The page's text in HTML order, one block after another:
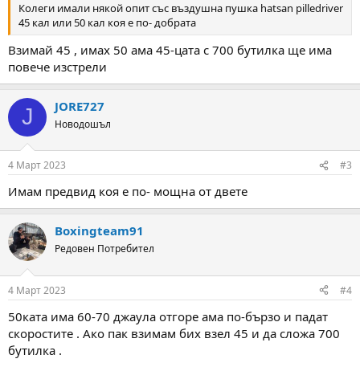
Колеги имали някой опит със въздушна пушка hatsan pilledriver
45 кал или 50 кал коя е по- добрата
Взимай 45 , имах 50 ама 45-цата с 700 бутилка ще има
повече изстрели
J JORE727
Новодошъл
4 Март 2023 #3
Имам предвид коя е по- мощна от двете
Boxingteam91
Редовен Потребител
4 Март 2023 #4
50ката има 60-70 джаула отгоре ама по-бързо и падат
скоростите . Ако пак взимам бих взел 45 и да сложа 700
бутилка .